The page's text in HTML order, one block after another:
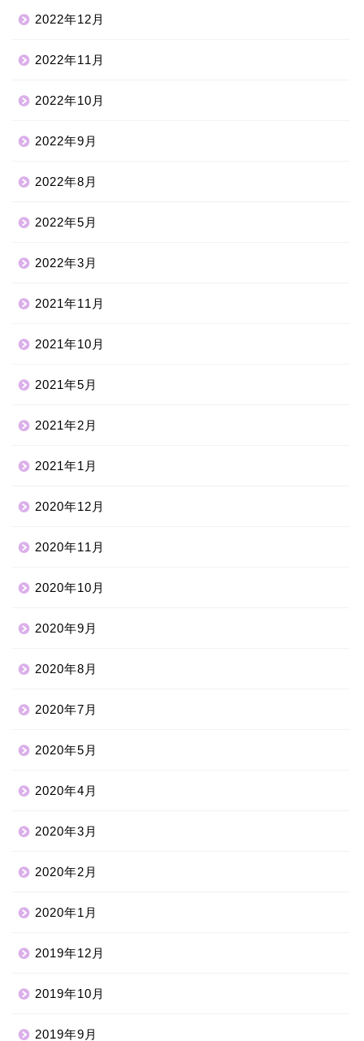
2022年12月
2022年11月
2022年10月
2022年9月
2022年8月
2022年5月
2022年3月
2021年11月
2021年10月
2021年5月
2021年2月
2021年1月
2020年12月
2020年11月
2020年10月
2020年9月
2020年8月
2020年7月
2020年5月
2020年4月
2020年3月
2020年2月
2020年1月
2019年12月
2019年10月
2019年9月